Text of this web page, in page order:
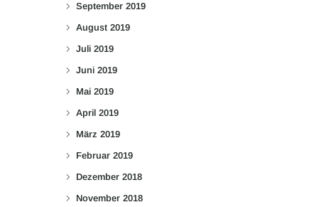
September 2019
August 2019
Juli 2019
Juni 2019
Mai 2019
April 2019
März 2019
Februar 2019
Dezember 2018
November 2018